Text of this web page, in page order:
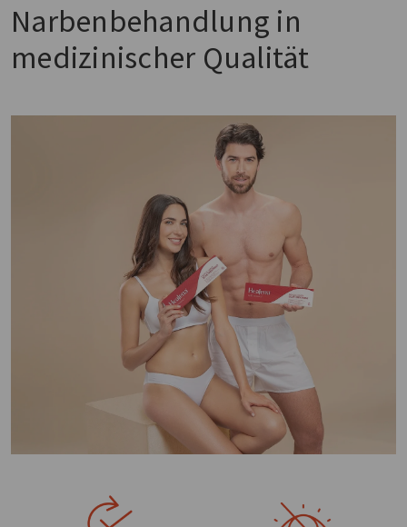
Narbenbehandlung in
medizinischer Qualität